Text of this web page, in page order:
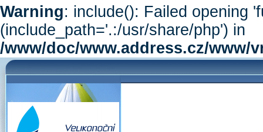
Warning: include(): Failed opening
(include_path='.:/usr/share/php') in
/www/doc/www.address.cz/www/